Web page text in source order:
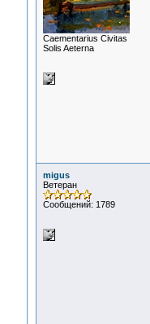
Сaementarius Civitas
Solis Aeterna
migus
Ветеран
Сообщений: 1789